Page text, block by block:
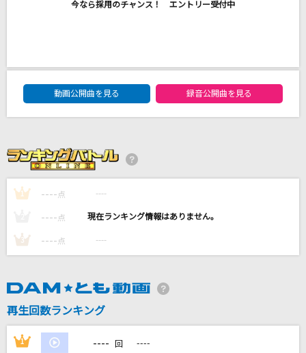
EBiDAN (恵比寿学園男子部)
このまま君だけを奪い去りたい
DEEN
[生音]水平線
さよならエレジー
今なら採用のチャンス！ エントリー受付中
DAM★ともボーカルエントリーランキング
動画公開曲を見る
録音公開曲を見る
1 ---- 点 ----
---- 点 ----
3 ---- 点 ----
再生回数ランキング
1 ---- 回 ----